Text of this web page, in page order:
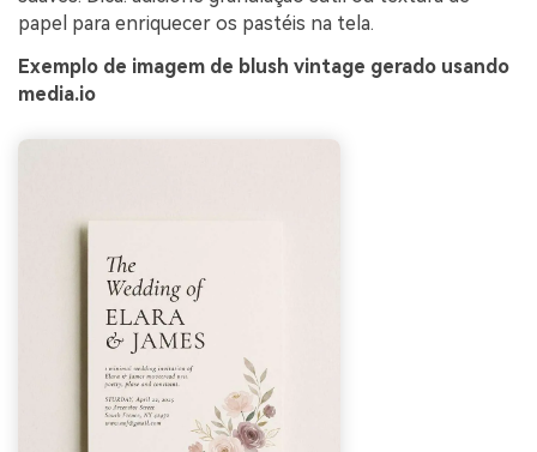
papel para enriquecer os pastéis na tela.
Exemplo de imagem de blush vintage gerado usando
media.io